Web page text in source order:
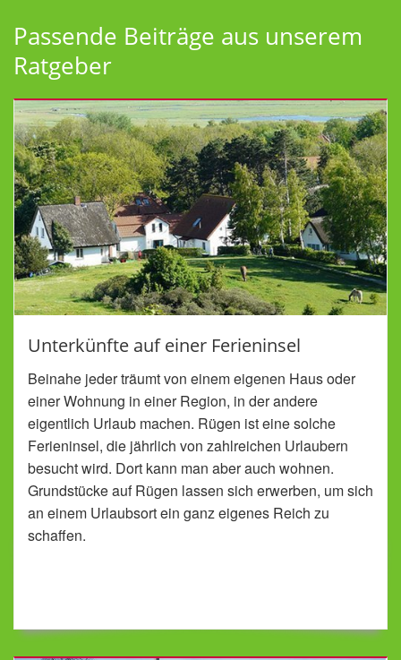
Passende Beiträge aus unserem
Ratgeber
Unterkünfte auf einer Ferieninsel
Beinahe jeder träumt von einem eigenen Haus oder
einer Wohnung in einer Region, in der andere
eigentlich Urlaub machen. Rügen ist eine solche
Ferieninsel, die jährlich von zahlreichen Urlaubern
besucht wird. Dort kann man aber auch wohnen.
Grundstücke auf Rügen lassen sich erwerben, um sich
an einem Urlaubsort ein ganz eigenes Reich zu
schaffen.